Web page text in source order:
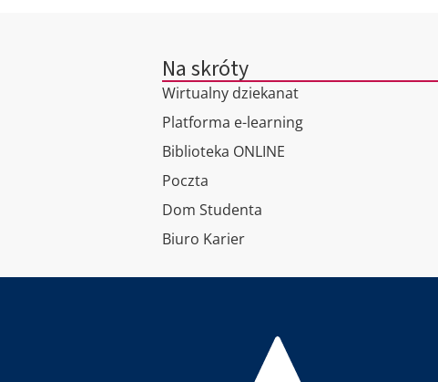
Na skróty
Wirtualny dziekanat
Platforma e-learning
Biblioteka ONLINE
Poczta
Dom Studenta
Biuro Karier